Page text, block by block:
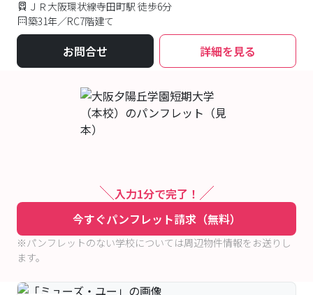
ＪＲ大阪環状線寺田町駅 徒歩6分
築31年／RC7階建て
お問合せ 詳細を見る
入力1分で完了！
今すぐパンフレット請求（無料）
※パンフレットのない学校については周辺物件情報をお送りし
ます。